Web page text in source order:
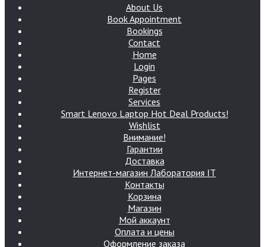
About Us
Book Appointment
Bookings
Contact
Home
Login
Pages
Register
Services
Smart Lenovo Laptop Hot Deal Products!
Wishlist
Внимание!
Гарантии
Доставка
Интернет-магазин Лаборатория IT
Контакты
Корзина
Магазин
Мой аккаунт
Оплата и цены
Оформление заказа